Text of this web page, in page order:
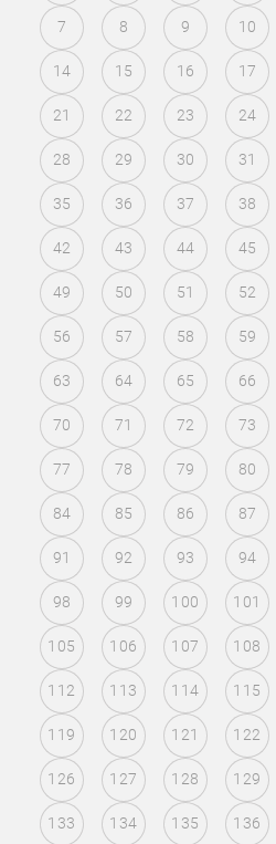
7 8 9 10
14 15 16 17
21 22 23 24
28 29 30 31
35 36 37 38
42 43 44 45
49 50 51 52
56 57 58 59
63 64 65 66
70 71 72 73
77 78 79 80
84 85 86 87
91 92 93 94
98 99 100 101
105 106 107 108
112 113 114 115
119 120 121 122
126 127 128 129
133 134 135 136